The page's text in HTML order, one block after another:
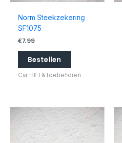
Norm Steekzekering
SF1075
€7.99
Bestellen
Car HIFI & toebehoren